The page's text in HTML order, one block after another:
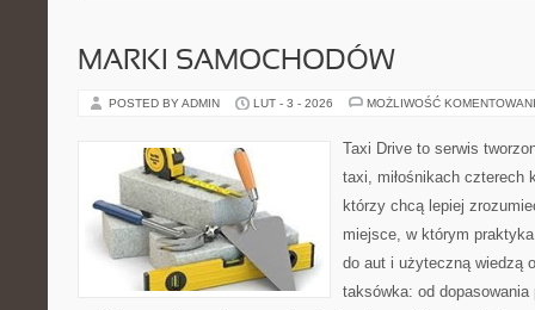
MARKI SAMOCHODÓW
POSTED BY ADMIN LUT - 3 - 2026 MOŻLIWOŚĆ
Taxi Drive to serwis
taxi, miłośnikach czterech
którzy chcą lepiej
miejsce, w którym
do aut i użyteczną wiedzą
taksówka: od